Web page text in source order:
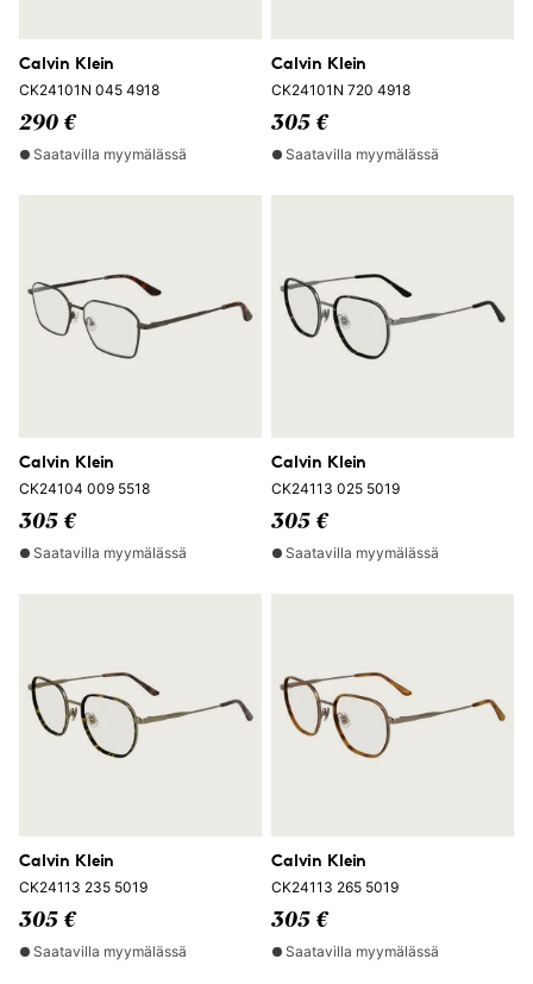
Calvin Klein
CK24101N 045 4918
290 €
Saatavilla myymälässä
Calvin Klein
CK24101N 720 4918
305 €
Saatavilla myymälässä
Calvin Klein
CK24104 009 5518
305 €
Saatavilla myymälässä
Calvin Klein
CK24113 025 5019
305 €
Saatavilla myymälässä
Calvin Klein
CK24113 235 5019
305 €
Saatavilla myymälässä
Calvin Klein
CK24113 265 5019
305 €
Saatavilla myymälässä